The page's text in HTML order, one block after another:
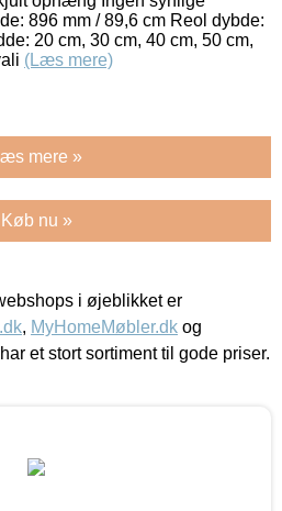
896 mm / 89,6 cm Reol dybde:
20 cm, 30 cm, 40 cm, 50 cm,
(Læs mere)
mere »
Køb nu »
i øjeblikket er
, MyHomeMøbler.dk og
et stort sortiment til gode priser.